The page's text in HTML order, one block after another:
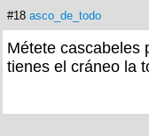
#18 asco_de_todo
Métete cascabeles
tienes el cráneo la